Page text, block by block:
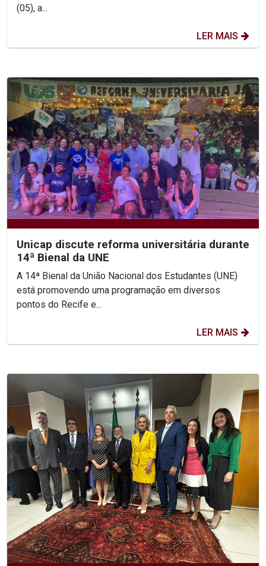
(05), a...
LER MAIS
Unicap discute reforma universitária durante
14ª Bienal da UNE
A 14ª Bienal da União Nacional dos Estudantes (UNE)
está promovendo uma programação em diversos
pontos do Recife e...
LER MAIS